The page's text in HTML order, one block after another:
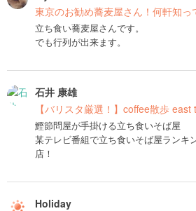
東京のお勧め蕎麦屋さん！何軒知っ
立ち食い蕎麦屋さんです。
でも行列が出来ます。
石井 康雄
【バリスタ厳選！】coffee散歩 east
鰹節問屋が手掛ける立ち食いそば屋
某テレビ番組で立ち食いそば屋ランキ
店！
Holiday